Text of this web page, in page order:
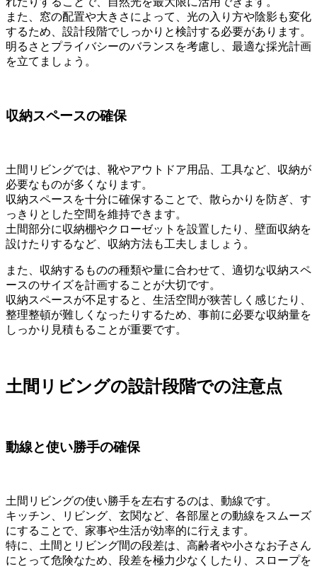
また、窓の配置や大きさによって、光の入り方や陰影も変化
するため、設計段階でしっかりと検討する必要があります。
明るさとプライバシーのバランスを考慮し、最適な採光計画
を立てましょう。
収納スペースの確保
土間リビングでは、靴やアウトドア用品、工具など、収納が
必要なものが多くなります。
収納スペースを十分に確保することで、散らかりを防ぎ、す
っきりとした空間を維持できます。
土間部分に収納棚やクローゼットを設置したり、壁面収納を
設けたりするなど、収納方法も工夫しましょう。
また、収納するものの種類や量に合わせて、適切な収納スペ
ースのサイズを計画することが大切です。
収納スペースが不足すると、生活空間が狭苦しく感じたり、
整理整頓が難しくなったりするため、事前に必要な収納量を
しっかり見積もることが重要です。
土間リビングの設計段階での注意点
動線と使い勝手の確保
土間リビングの使い勝手を左右するのは、動線です。
キッチン、リビング、玄関など、各部屋との動線をスムーズ
にすることで、家事や生活が効率的に行えます。
特に、土間とリビング間の段差は、高齢者や小さなお子さん
にとって危険なため、段差を極力少なくしたり、スロープを